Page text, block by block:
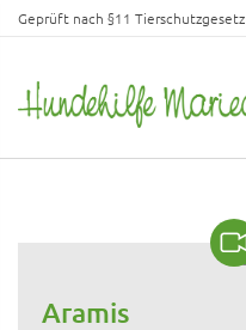
Geprüft nach §11 Tierschutzgesetz
Aramis